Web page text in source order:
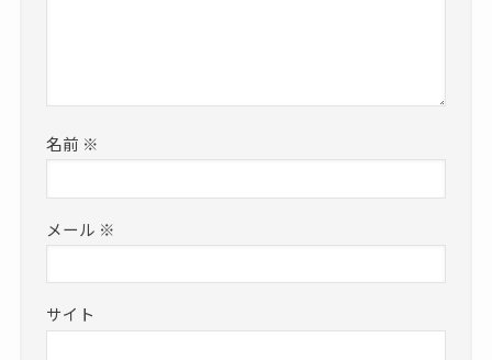
名前 ※
メール ※
サイト